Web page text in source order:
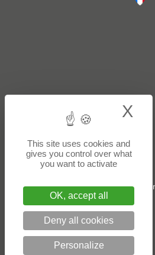
Sites
This site uses cookies and
gives you control over what
you want to activate
OK, accept all
Deny all cookies
Personalize
X